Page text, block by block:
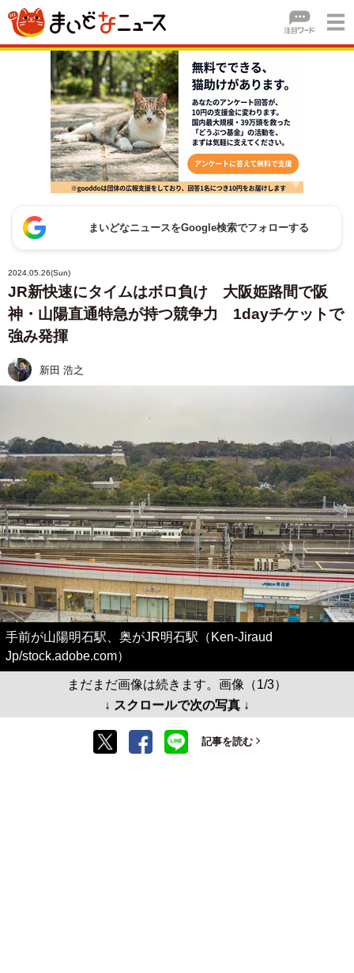
まいどなニュースをGoogle検索でフォローする
2024.05.26(Sun)
JR新快速にタイムはボロ負け 大阪姫路間で阪
神・山陽直通特急が持つ競争力 1dayチケットで
強み発揮
新田 浩之
手前が山陽明石駅、奥がJR明石駅（Ken-Jiraud
Jp/stock.adobe.com）
まだまだ画像は続きます。画像（1/3）
↓ スクロールで次の写真 ↓
記事を読む